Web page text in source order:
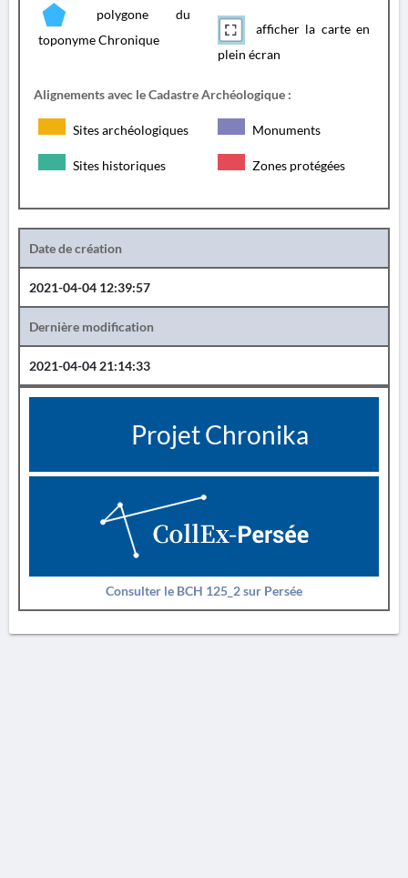
polygone du
toponyme Chronique
afficher la carte en
plein écran
Alignements avec le Cadastre Archéologique :
Sites archéologiques Monuments
Sites historiques Zones protégées
Date de création
2021-04-04 12:39:57
Dernière modification
2021-04-04 21:14:33
Projet Chronika
Consulter le BCH 125_2 sur Persée